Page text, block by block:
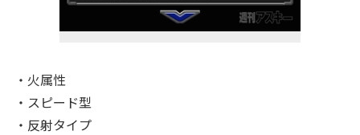
・火属性
・スピード型
・反射タイプ